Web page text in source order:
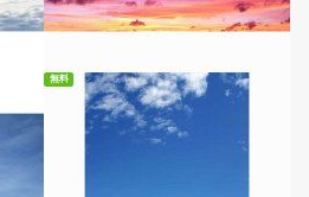
無料ダウンロード
無料